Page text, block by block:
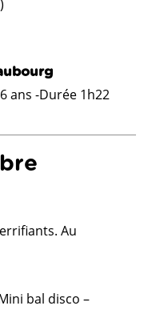
ans -Durée 1h22
Au
bal disco –